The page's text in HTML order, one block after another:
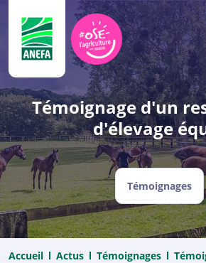
Témoignage d'un
d'élevage
Témoignages
Accueil Actus Témoignages